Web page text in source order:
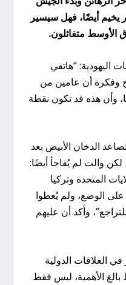
يخيم أيضًا، فهل سيسير
متفائلون.
اليهودية: “هاتفي
وفكرة أن عامين من
وأن هذه قد تكون نقطة
الدخان الأبيض بعد
والت لم يُفاجأ أيضًا:
المتحدة وتركيا
الوضع، ولم يُعطوا
وأكد أن عليهم
في العلاقات الدولية
الأهمية، ليس فقط